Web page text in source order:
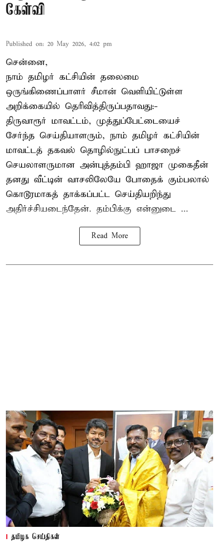
கேள்வி
Published on: 20 May 2026, 4:02 pm
சென்னை,
நாம் தமிழர் கட்சியின் தலைமை
ஒருங்கிணைப்பாளர் சீமான் வெளியிட்டுள்ள
அறிக்கையில் தெரிவித்திருப்பதாவது:-
திருவாரூர் மாவட்டம், முத்துப்பேட்டையைச்
சேர்ந்த செய்தியாளரும், நாம் தமிழர் கட்சியின்
மாவட்டத் தகவல் தொழில்நுட்பப் பாசறைச்
செயலாளருமான அன்புத்தம்பி ஹாஜா முகைதீன்
தனது வீட்டின் வாசலிலேயே போதைக் கும்பலால்
கொடூரமாகத் தாக்கப்பட்ட செய்தியறிந்து
அதிர்ச்சியடைந்தேன். தம்பிக்கு என்னுடை ...
Read More
தமிழக செய்திகள்